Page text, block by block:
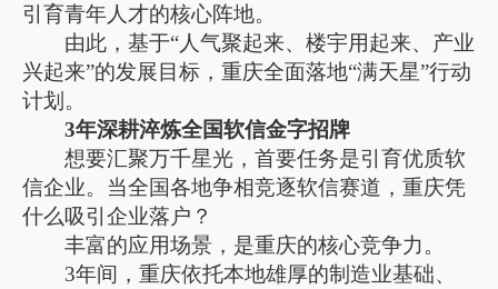
引育青年人才的核心阵地。
由此，基于“人气聚起来、楼宇用起来、产业
兴起来”的发展目标，重庆全面落地“满天星”行动
计划。
3年深耕淬炼全国软信金字招牌
想要汇聚万千星光，首要任务是引育优质软
信企业。当全国各地争相竞逐软信赛道，重庆凭
什么吸引企业落户？
丰富的应用场景，是重庆的核心竞争力。
3年间，重庆依托本地雄厚的制造业基础、